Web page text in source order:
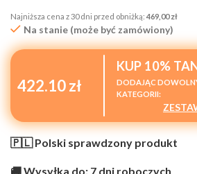
Najniższa cena z 30 dni przed obniżką: 469,00zł
Na stanie (może być zamówiony)
422.10 zł
KUP 10%
DODAJĄC
KATEGORII:
🇵🇱 Polski sprawdzony produkt
🚚 Wysyłka do: 7 dni roboczych